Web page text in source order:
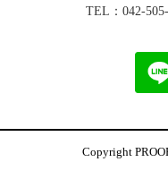
TEL： 042-
Copyright